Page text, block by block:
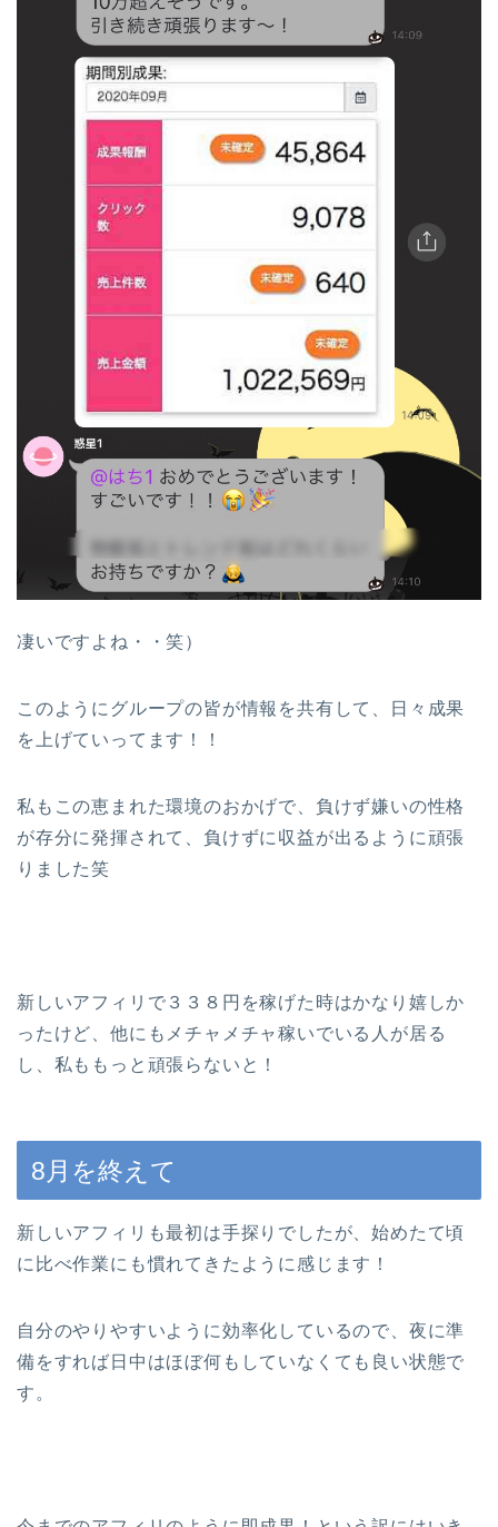
凄いですよね・・笑）
このようにグループの皆が情報を共有して、日々成果
を上げていってます！！
私もこの恵まれた環境のおかげで、負けず嫌いの性格
が存分に発揮されて、負けずに収益が出るように頑張
りました笑
新しいアフィリで３３８円を稼げた時はかなり嬉しか
ったけど、他にもメチャメチャ稼いでいる人が居る
し、私ももっと頑張らないと！
8月を終えて
新しいアフィリも最初は手探りでしたが、始めたて頃
に比べ作業にも慣れてきたように感じます！
自分のやりやすいように効率化しているので、夜に準
備をすれば日中はほぼ何もしていなくても良い状態で
す。